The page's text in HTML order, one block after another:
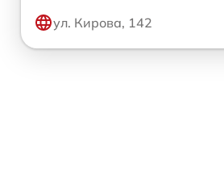
ул. Кирова, 142